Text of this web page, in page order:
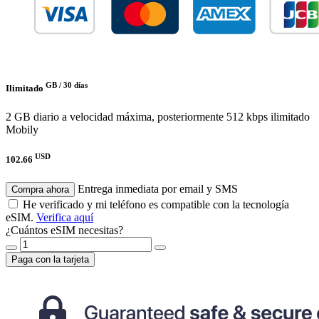
Ilimitado GB / 30 días
2 GB diario a velocidad máxima, posteriormente 512 kbps ilimitado
Mobily
102.66 USD
Compra ahora
Entrega inmediata por email y SMS
He verificado y mi teléfono es compatible con la tecnología
eSIM. Verifica aquí
¿Cuántos eSIM necesitas?
Paga con la tarjeta